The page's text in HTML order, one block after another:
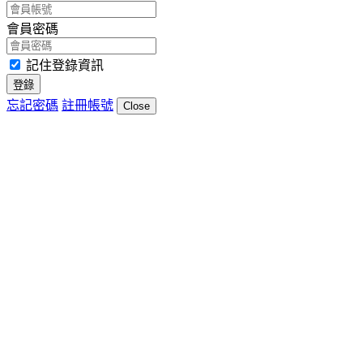
會員密碼
記住登錄資訊
登錄
忘記密碼 註冊帳號 Close